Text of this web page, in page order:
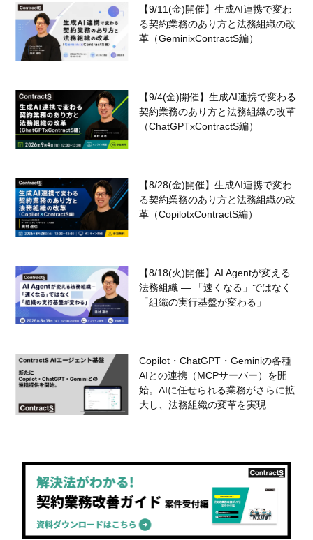
【9/11(金)開催】生成AI連携で変わ
る契約業務のあり方と法務組織の改
革（GeminixContractS編）
【9/4(金)開催】生成AI連携で変わる
契約業務のあり方と法務組織の改革
（ChatGPTxContractS編）
【8/28(金)開催】生成AI連携で変わ
る契約業務のあり方と法務組織の改
革（CopilotxContractS編）
【8/18(火)開催】AI Agentが変える
法務組織 — 「速くなる」ではなく
「組織の実行基盤が変わる」
Copilot・ChatGPT・Geminiの各種
AIとの連携（MCPサーバー）を開
始。AIに任せられる業務がさらに拡
大し、法務組織の変革を実現